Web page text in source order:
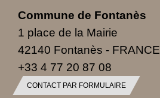
Commune de Fontanès
1 place de la Mairie
42140 Fontanès - FRANCE
+33 4 77 20 87 08
CONTACT PAR FORMULAIRE